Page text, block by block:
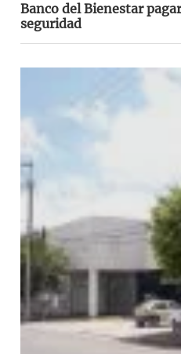
Banco del Bienestar
seguridad